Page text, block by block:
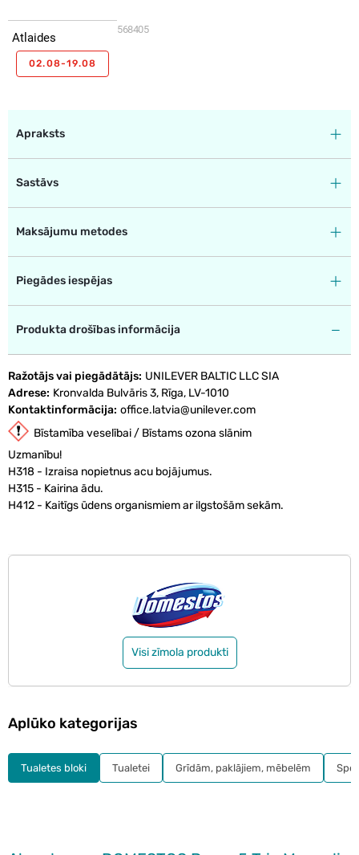
568405
Atlaides
02.08-19.08
Apraksts
Sastāvs
Maksājumu metodes
Piegādes iespējas
Produkta drošības informācija
Ražotājs vai piegādātājs UNILEVER BALTIC LLC SIA
Adrese Kronvalda Bulvāris 3, Rīga, LV-1010
Kontaktinformācija office.latvia@unilever.com
Bīstamība veselībai / Bīstams ozona slānim
Uzmanību!
H318 - Izraisa nopietnus acu bojājumus.
H315 - Kairina ādu.
H412 - Kaitīgs ūdens organismiem ar ilgstošām sekām.
Visi zīmola produkti
Aplūko kategorijas
Tualetes bloki Tualetei Grīdām, paklājiem, mēbelēm